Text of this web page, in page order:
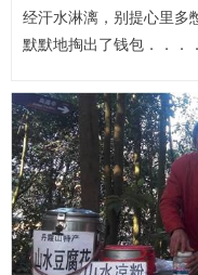
经汗水淋漓，别提心里多
默默地掏出了钱包．．．